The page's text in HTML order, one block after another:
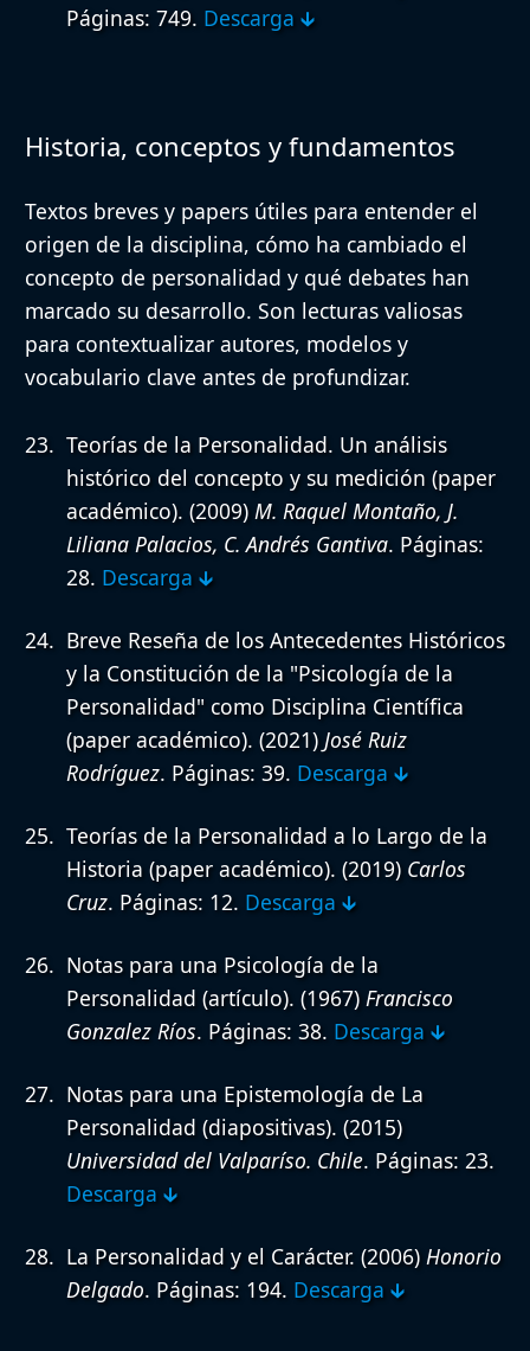
Páginas: 749. Descarga 🡳
Historia, conceptos y fundamentos
Textos breves y papers útiles para entender el
origen de la disciplina, cómo ha cambiado el
concepto de personalidad y qué debates han
marcado su desarrollo. Son lecturas valiosas
para contextualizar autores, modelos y
vocabulario clave antes de profundizar.
Teorías de la Personalidad. Un análisis
histórico del concepto y su medición (paper
académico). (2009) M. Raquel Montaño, J.
Liliana Palacios, C. Andrés Gantiva. Páginas:
28. Descarga 🡳
Breve Reseña de los Antecedentes Históricos
y la Constitución de la "Psicología de la
Personalidad" como Disciplina Científica
(paper académico). (2021) José Ruiz
Rodríguez. Páginas: 39. Descarga 🡳
Teorías de la Personalidad a lo Largo de la
Historia (paper académico). (2019) Carlos
Cruz. Páginas: 12. Descarga 🡳
Notas para una Psicología de la
Personalidad (artículo). (1967) Francisco
Gonzalez Ríos. Páginas: 38. Descarga 🡳
Notas para una Epistemología de La
Personalidad (diapositivas). (2015)
Universidad del Valparíso. Chile. Páginas: 23.
Descarga 🡳
La Personalidad y el Carácter. (2006) Honorio
Delgado. Páginas: 194. Descarga 🡳